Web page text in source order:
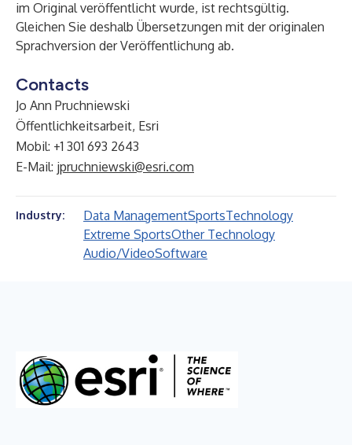
im Original veröffentlicht wurde, ist rechtsgültig.
Gleichen Sie deshalb Übersetzungen mit der originalen
Sprachversion der Veröffentlichung ab.
Contacts
Jo Ann Pruchniewski
Öffentlichkeitsarbeit, Esri
Mobil: +1 301 693 2643
E-Mail: jpruchniewski@esri.com
Industry: Data ManagementSportsTechnology
Extreme SportsOther Technology
Audio/VideoSoftware